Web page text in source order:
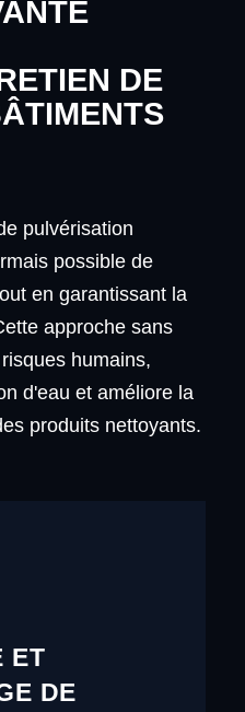
DE
pulvérisation
possible de
en garantissant la
approche sans
humains,
d'eau et améliore la
produits nettoyants.
ET
DE